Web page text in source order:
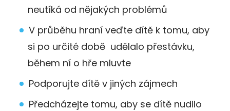
neutíká od nějakých problémů
V průběhu hraní veďte dítě k tomu, aby
si po určité době udělalo přestávku,
během ní o hře mluvte
Podporujte dítě v jiných zájmech
Předcházejte tomu, aby se dítě nudilo